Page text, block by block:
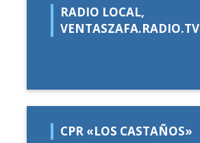
RADIO LOCAL,
VENTASZAFA.RADIO.TV
CPR «LOS CASTAÑOS»